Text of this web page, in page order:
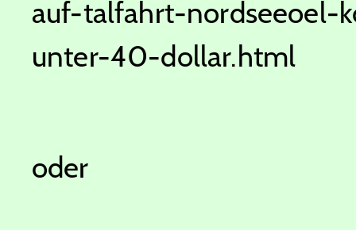
auf-talfahrt-
unter-40-dollar.html
oder